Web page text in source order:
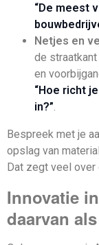
“De meest
Netjes en
de
en
“Hoe richt
in?”.
Bespreek met je
opslag van
Dat zegt veel
Innovatie
daarvan